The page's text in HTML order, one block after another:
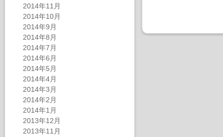
2014年11月
2014年10月
2014年9月
2014年8月
2014年7月
2014年6月
2014年5月
2014年4月
2014年3月
2014年2月
2014年1月
2013年12月
2013年11月